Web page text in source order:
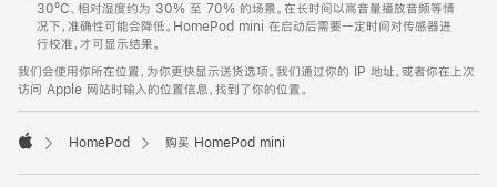
30ºC、相对湿度约为 30% 至 70% 的场景。在长时间以高音量播放音频等情
况下，准确性可能会降低。HomePod mini 在启动后需要一定时间对传感器进
行校准，才可显示结果。
我们会使用你所在位置，为你更快显示送货选项。我们通过你的 IP 地址，或者你在上次
访问 Apple 网站时输入的位置信息，找到了你的位置。
HomePod 购买 HomePod mini